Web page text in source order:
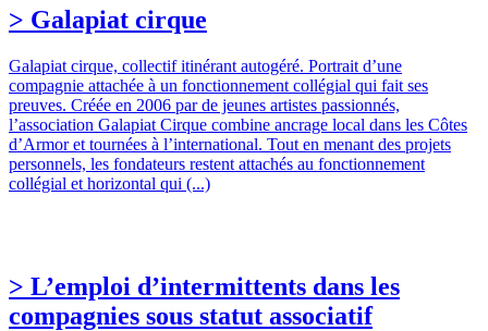
> Galapiat cirque
Galapiat cirque, collectif itinérant autogéré. Portrait d’une
compagnie attachée à un fonctionnement collégial qui fait ses
preuves. Créée en 2006 par de jeunes artistes passionnés,
l’association Galapiat Cirque combine ancrage local dans les Côtes
d’Armor et tournées à l’international. Tout en menant des projets
personnels, les fondateurs restent attachés au fonctionnement
collégial et horizontal qui (...)
> L’emploi d’intermittents dans les
compagnies sous statut associatif